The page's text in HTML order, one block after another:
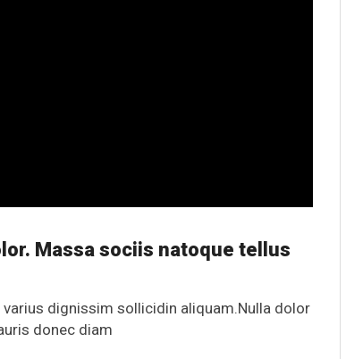
Massa sociis natoque tellus
dignissim sollicidin aliquam.Nulla dolor
donec diam